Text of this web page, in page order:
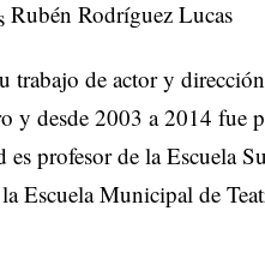
Rubén Rodríguez Lucas
trabajo de actor y
y desde 2003 a 2014
es profesor de la Escuela
Escuela Municipal de